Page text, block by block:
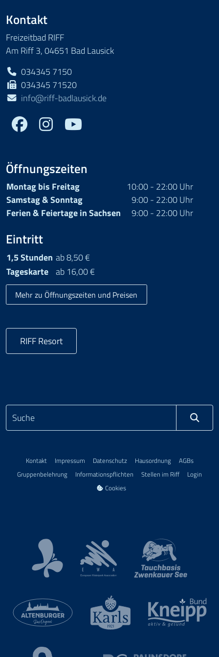
Kontakt
Freizeitbad RIFF
Am Riff 3, 04651 Bad Lausick
034345 7150
034345 71520
info@riff-badlausick.de
Facebook
Öffnungszeiten
Montag bis Freitag
10:00 - 22:00 Uhr
Samstag & Sonntag
9:00 - 22:00 Uhr
Ferien & Feiertage in Sachsen
9:00 - 22:00 Uhr
Eintritt
1,5 Stunden ab 8,50 €
Tageskarte ab 16,00 €
Mehr zu Öffnungszeiten und Preisen
RIFF Resort
Kontakt Impressum Datenschutz Hausordnung
AGBs
Gruppenbelehrung
Informationspflichten Stellen im Riff
Login
Cookies